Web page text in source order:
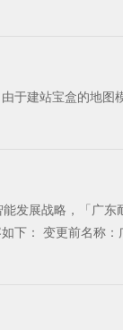
发展战略，「广
后名称：广东耐思智慧科技有限